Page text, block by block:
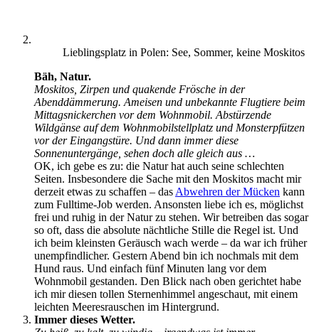
Lieblingsplatz in Polen: See, Sommer, keine Moskitos
Bäh, Natur.
Moskitos, Zirpen und quakende Frösche in der
Abenddämmerung. Ameisen und unbekannte Flugtiere beim
Mittagsnickerchen vor dem Wohnmobil. Abstürzende
Wildgänse auf dem Wohnmobilstellplatz und Monsterpfützen
vor der Eingangstüre. Und dann immer diese
Sonnenuntergänge, sehen doch alle gleich aus …
OK, ich gebe es zu: die Natur hat auch seine schlechten
Seiten. Insbesondere die Sache mit den Moskitos macht mir
derzeit etwas zu schaffen – das Abwehren der Mücken kann
zum Fulltime-Job werden. Ansonsten liebe ich es, möglichst
frei und ruhig in der Natur zu stehen. Wir betreiben das sogar
so oft, dass die absolute nächtliche Stille die Regel ist. Und
ich beim kleinsten Geräusch wach werde – da war ich früher
unempfindlicher. Gestern Abend bin ich nochmals mit dem
Hund raus. Und einfach fünf Minuten lang vor dem
Wohnmobil gestanden. Den Blick nach oben gerichtet habe
ich mir diesen tollen Sternenhimmel angeschaut, mit einem
leichten Meeresrauschen im Hintergrund.
Immer dieses Wetter.